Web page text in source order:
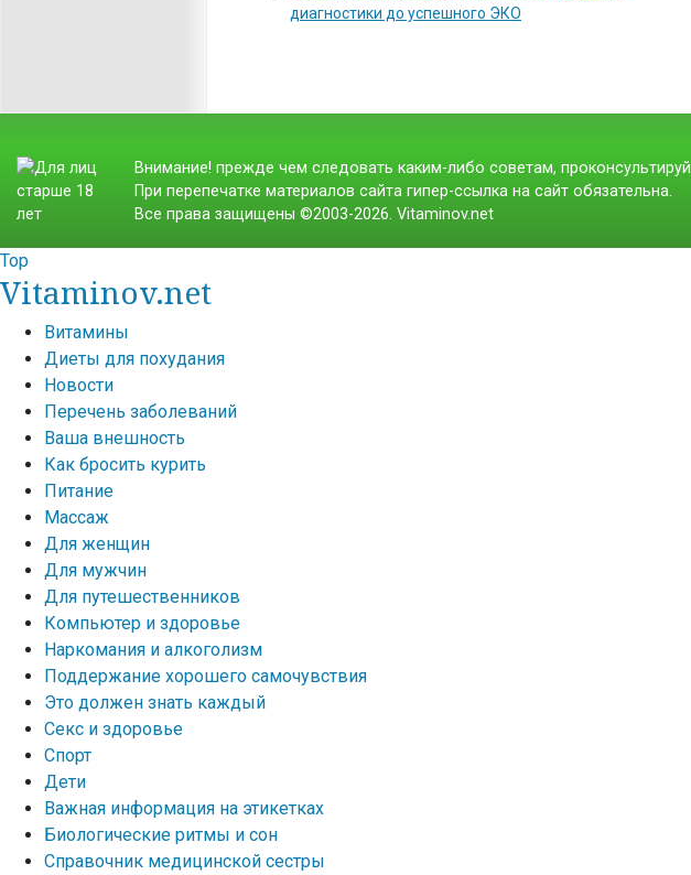
диагностики до успешного ЭКО
Внимание! прежде чем следовать каким-либо советам,
При перепечатке материалов сайта гипер-ссылка на сайт обязательна.
Все права защищены ©2003-2026. Vitaminov.net
Top
Vitaminov.net
Витамины
Диеты для похудания
Новости
Перечень заболеваний
Ваша внешность
Как бросить курить
Питание
Массаж
Для женщин
Для мужчин
Для путешественников
Компьютер и здоровье
Наркомания и алкоголизм
Поддержание хорошего самочувствия
Это должен знать каждый
Секс и здоровье
Спорт
Дети
Важная информация на этикетках
Биологические ритмы и сон
Справочник медицинской сестры